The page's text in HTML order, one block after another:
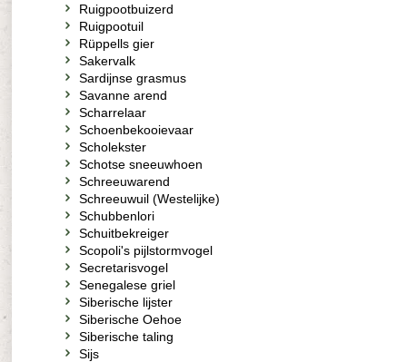
Ruigpootbuizerd
Ruigpootuil
Rüppells gier
Sakervalk
Sardijnse grasmus
Savanne arend
Scharrelaar
Schoenbekooievaar
Scholekster
Schotse sneeuwhoen
Schreeuwarend
Schreeuwuil (Westelijke)
Schubbenlori
Schuitbekreiger
Scopoli's pijlstormvogel
Secretarisvogel
Senegalese griel
Siberische lijster
Siberische Oehoe
Siberische taling
Sijs